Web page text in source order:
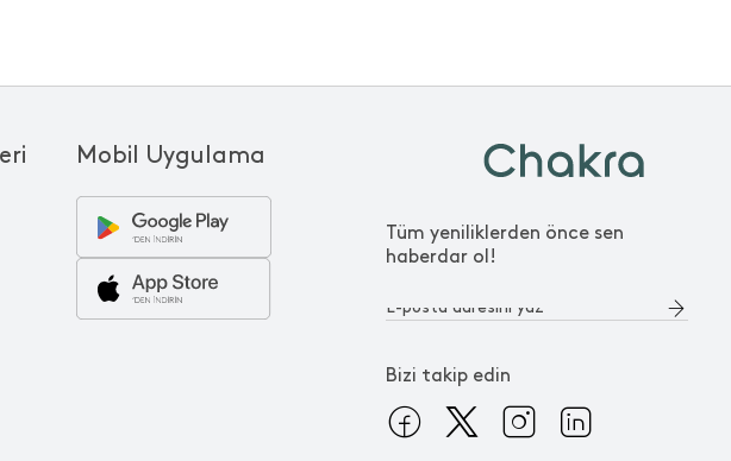
Tüm yeniliklerden önce sen
haberdar ol!
Bizi takip edin
Mobil Uygulama